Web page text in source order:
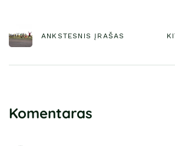
ANKSTESNIS ĮRAŠAS
Komentaras